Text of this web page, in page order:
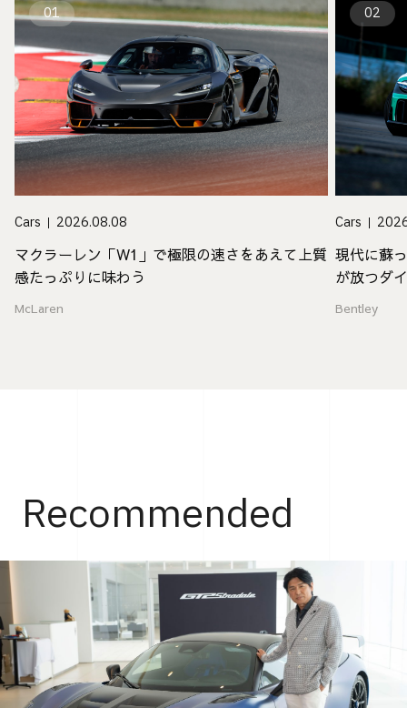
01
Cars 2026.08.08
マクラーレン「W1」で極限の速さをあえて上質
感たっぷりに味わう
McLaren
02
Cars
現代に蘇
が放つダ
Bentley
Recommended